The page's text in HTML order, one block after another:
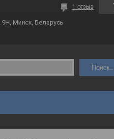
1 отзыв
Минск, Беларусь